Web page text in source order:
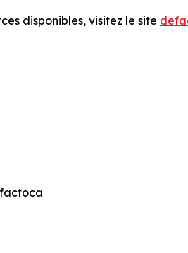
disponibles, visitez le site